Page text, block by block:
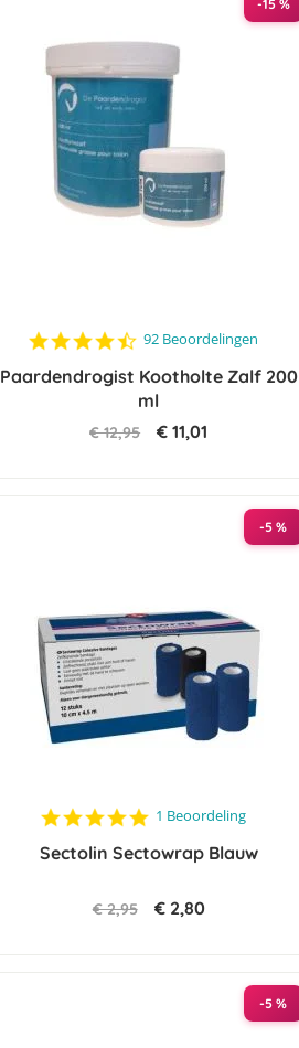
-15 %
4.6
rating
92 Beoordelingen
Paardendrogist Kootholte Zalf 200
ml
€ 12,95 € 11,01
-5 %
5.0
rating
1 Beoordeling
Sectolin Sectowrap Blauw
€ 2,95 € 2,80
-5 %